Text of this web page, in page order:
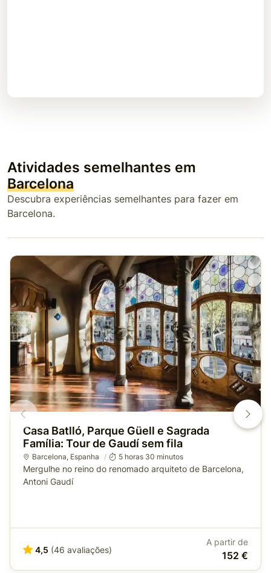
Atividades semelhantes em
Barcelona
Descubra experiências semelhantes para fazer em
Barcelona.
Casa Batlló, Parque Güell e Sagrada
Família: Tour de Gaudí sem fila
Barcelona, Espanha 5 horas 30 minutos
Mergulhe no reino do renomado arquiteto de Barcelona,
Antoni Gaudí
4,5 (46 avaliações)
A partir de
152 €